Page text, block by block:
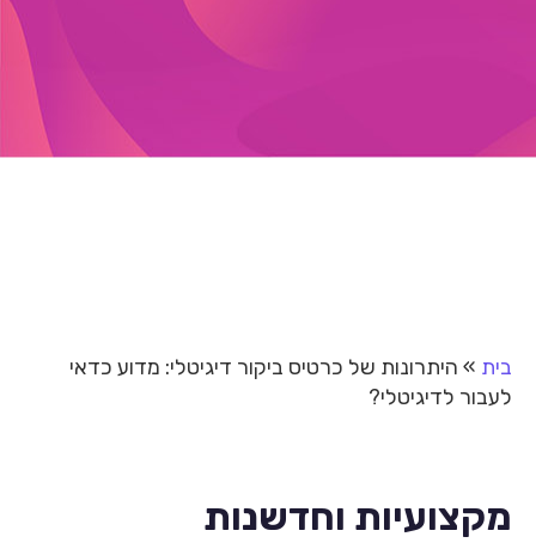
בית » היתרונות של כרטיס ביקור דיגיטלי: מדוע כדאי
לעבור לדיגיטלי?
מקצועיות וחדשנות